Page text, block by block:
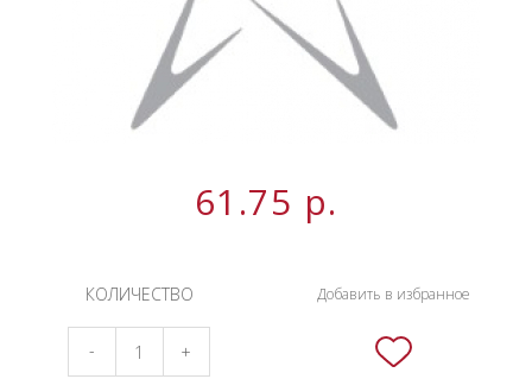
61.75 р.
КОЛИЧЕСТВО
- +
Добавить в избранное